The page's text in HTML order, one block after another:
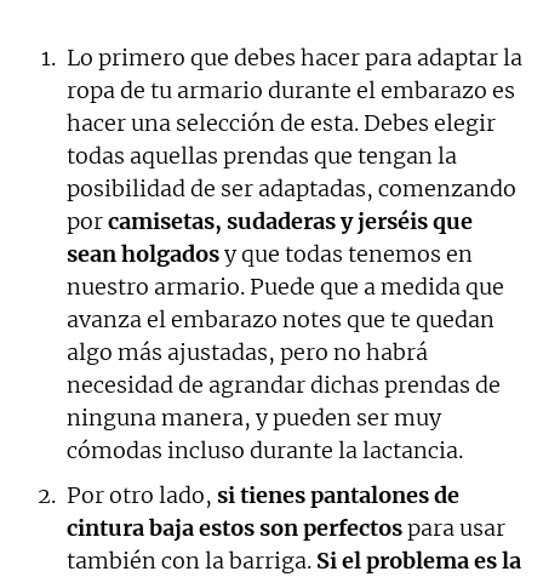
Lo primero que debes hacer para adaptar la
ropa de tu armario durante el embarazo es
hacer una selección de esta. Debes elegir
todas aquellas prendas que tengan la
posibilidad de ser adaptadas, comenzando
porcamisetas, sudaderas y jerséis que
sean holgadosy que todas tenemos en
nuestro armario. Puede que a medida que
avanza el embarazo notes que te quedan
algo más ajustadas, pero no habrá
necesidad de agrandar dichas prendas de
ninguna manera, y pueden ser muy
cómodas incluso durante la lactancia.
Por otro lado, si tienes pantalones de
cintura baja estos son perfectospara usar
también con la barriga. Si el problema es la